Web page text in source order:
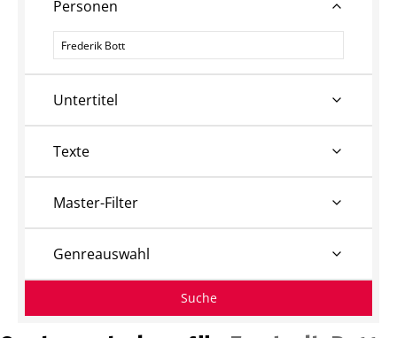
Personen
Personen
Untertitel
Texte
Master-Filter
Genreauswahl
Suche